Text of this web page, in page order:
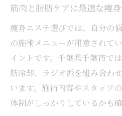
痩身と筋肉ケアを同
ダイエット・筋肉・
紹介
ラジオ派・キャビテ
効果
脂肪冷却と筋肉ケア
説
筋肉と脂肪ケアに最適な痩
痩身エステ選びでは、自分の
の施術メニューが用意されて
イントです。千葉県千葉市で
肪冷却、ラジオ派を組み合わ
います。施術内容やスタッフ
体制がしっかりしているかも